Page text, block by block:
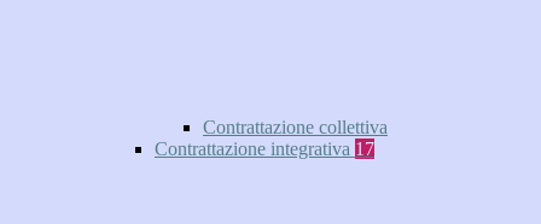
Contrattazione collettiva
Contrattazione integrativa 17